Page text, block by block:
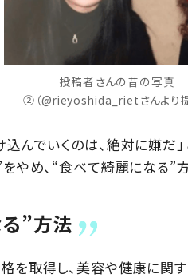
投稿者さんの昔の写真
②（@rieyoshida_rietさんより提
込んでいくのは、絶対に嫌だ
やめ、“食べて綺麗になる”
”方法
を取得し、美容や健康に